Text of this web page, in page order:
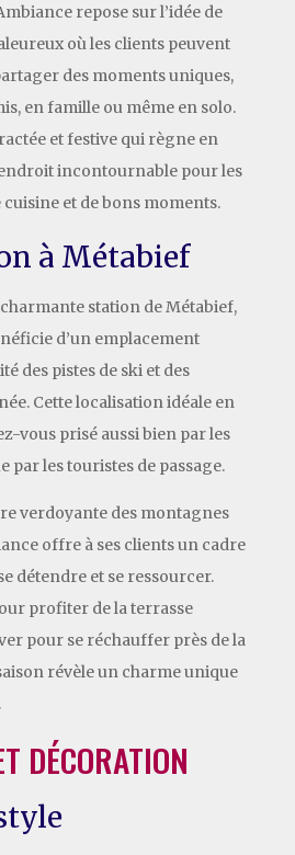
repose sur l’idée de
où les clients peuvent
des moments uniques,
en famille ou même en solo.
et festive qui règne en
incontournable pour les
et de bons moments.
à Métabief
station de Métabief,
d’un emplacement
des pistes de ski et des
Cette localisation idéale en
vous prisé aussi bien par les
par les touristes de passage.
verdoyante des montagnes
offre à ses clients un cadre
détendre et se ressourcer.
profiter de la terrasse
pour se réchauffer près de la
révèle un charme unique
DÉCORATION